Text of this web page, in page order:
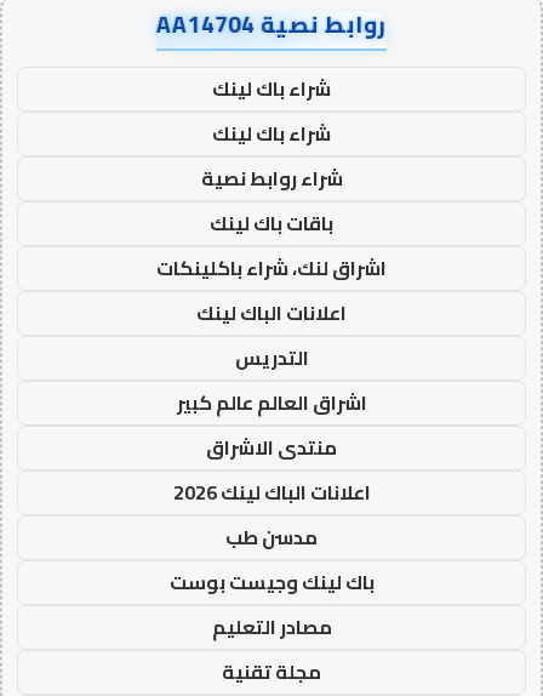
روابط نصية AA14704
شراء باك لينك
شراء باك لينك
شراء روابط نصية
باقات باك لينك
اشراق لنك، شراء باكلينكات
اعلانات الباك لينك
التدريس
اشراق العالم عالم كبير
منتدى الاشراق
اعلانات الباك لينك 2026
مدسن طب
باك لينك وجيست بوست
مصادر التعليم
مجلة تقنية